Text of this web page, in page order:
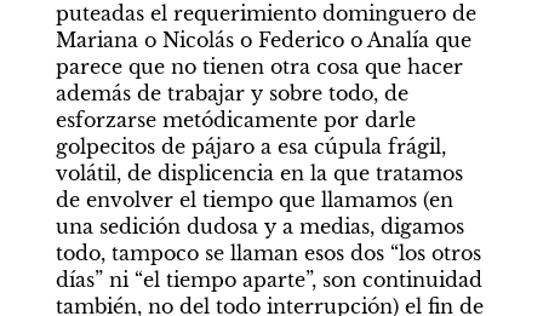
puteadas el requerimiento dominguero de
Mariana o Nicolás o Federico o Analía que
parece que no tienen otra cosa que hacer
además de trabajar y sobre todo, de
esforzarse metódicamente por darle
golpecitos de pájaro a esa cúpula frágil,
volátil, de displicencia en la que tratamos
de envolver el tiempo que llamamos (en
una sedición dudosa y a medias, digamos
todo, tampoco se llaman esos dos “los otros
días” ni “el tiempo aparte”, son continuidad
también, no del todo interrupción) el fin de